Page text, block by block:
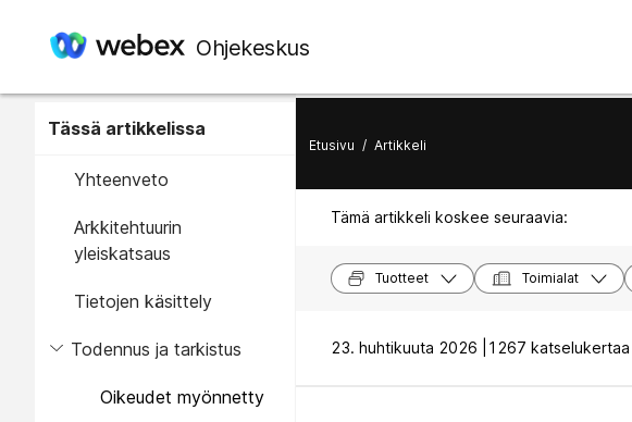
Ohjekeskus
Tässä artikkelissa
Yhteenveto
Arkkitehtuurin
yleiskatsaus
Tietojen käsittely
Todennus ja tarkistus
Oikeudet myönnetty
Etusivu / Artikkeli
Tämä artikkeli koskee seuraavia:
Tuotteet Toimialat
23. huhtikuuta 2026 | 1267 katselukertaa |